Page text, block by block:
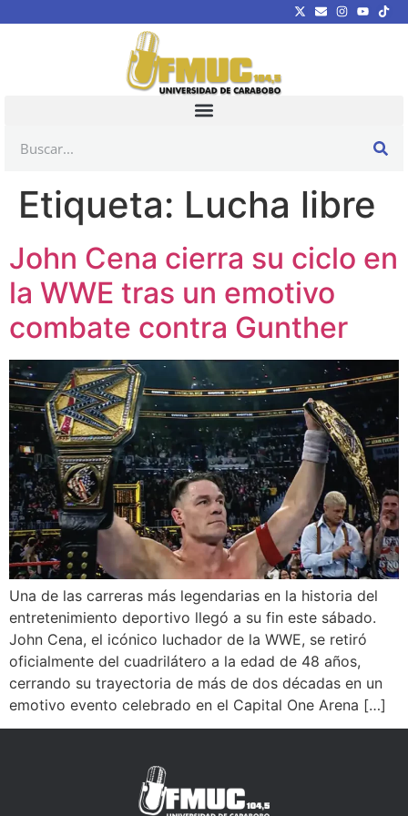
Etiqueta: Lucha libre
John Cena cierra su ciclo en
la WWE tras un emotivo
combate contra Gunther
Una de las carreras más legendarias en la historia del
entretenimiento deportivo llegó a su fin este sábado.
John Cena, el icónico luchador de la WWE, se retiró
oficialmente del cuadrilátero a la edad de 48 años,
cerrando su trayectoria de más de dos décadas en un
emotivo evento celebrado en el Capital One Arena […]